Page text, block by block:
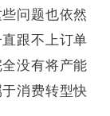
问题也依然
跟不上订单
没有将产能
消费转型快